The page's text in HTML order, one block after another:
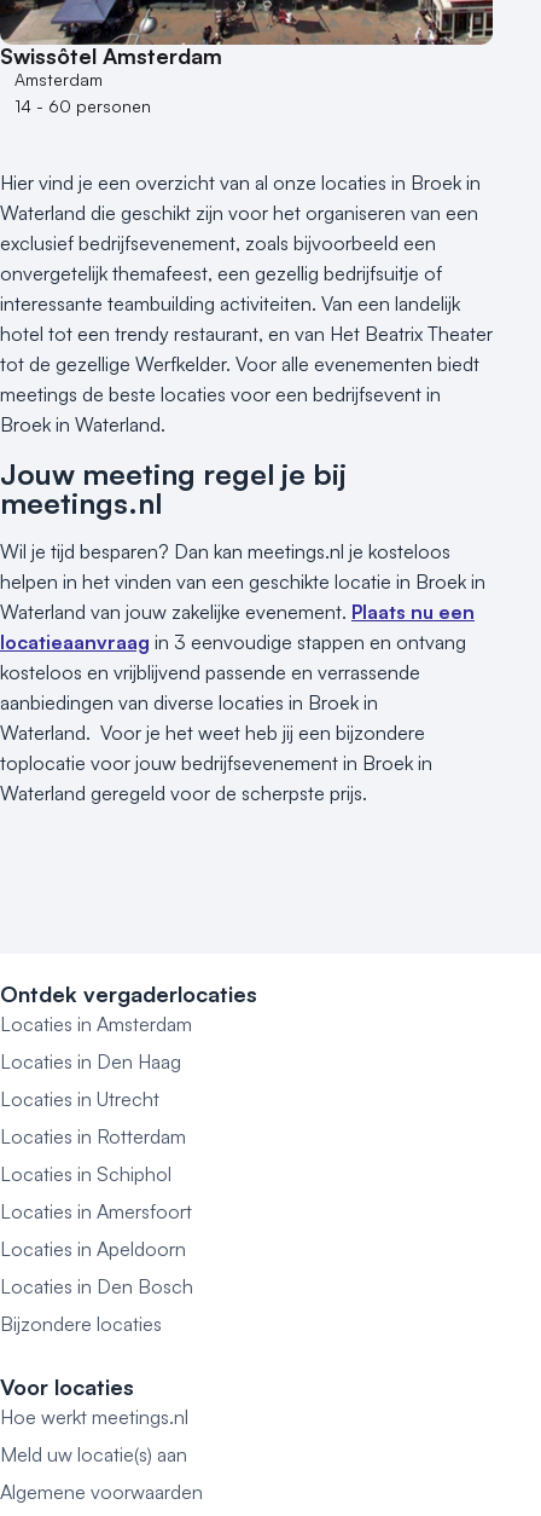
Swissôtel Amsterdam
Amsterdam
14 - 60 personen
Hier vind je een overzicht van al onze locaties in Broek in
Waterland die geschikt zijn voor het organiseren van een
exclusief bedrijfsevenement, zoals bijvoorbeeld een
onvergetelijk themafeest, een gezellig bedrijfsuitje of
interessante teambuilding activiteiten. Van een landelijk
hotel tot een trendy restaurant, en van Het Beatrix Theater
tot de gezellige Werfkelder. Voor alle evenementen biedt
meetings de beste locaties voor een bedrijfsevent in
Broek in Waterland.
Jouw meeting regel je bij
meetings.nl
Wil je tijd besparen? Dan kan meetings.nl je kosteloos
helpen in het vinden van een geschikte locatie in Broek in
Waterland van jouw zakelijke evenement. Plaats nu een
locatieaanvraag in 3 eenvoudige stappen en ontvang
kosteloos en vrijblijvend passende en verrassende
aanbiedingen van diverse locaties in Broek in
Waterland. Voor je het weet heb jij een bijzondere
toplocatie voor jouw bedrijfsevenement in Broek in
Waterland geregeld voor de scherpste prijs.
Ontdek vergaderlocaties
Locaties in Amsterdam
Locaties in Den Haag
Locaties in Utrecht
Locaties in Rotterdam
Locaties in Schiphol
Locaties in Amersfoort
Locaties in Apeldoorn
Locaties in Den Bosch
Bijzondere locaties
Voor locaties
Hoe werkt meetings.nl
Meld uw locatie(s) aan
Algemene voorwaarden